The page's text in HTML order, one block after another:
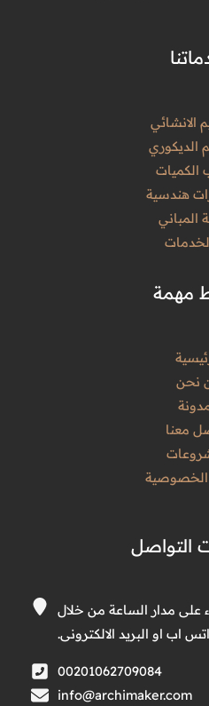
الانشائي
الديكوري
هندسية
المباني
مهمة
نحن
معنا
التواصل
على مدار الساعة من خلال
اب او البريد الالكترونى.
00201062709084
info@archimaker.com